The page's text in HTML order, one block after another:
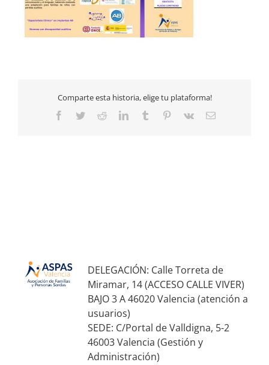
Comparte esta historia, elige tu plataforma!
Facebook
TwitterRedditLinkedInTumblr Pinterest
Vk Email
DELEGACIÓN: Calle Torreta de
Miramar, 14 (ACCESO CALLE VIVER)
BAJO 3 A 46020 Valencia (atención a
usuarios)
SEDE: C/Portal de Valldigna, 5-2
46003 Valencia (Gestión y
Administración)